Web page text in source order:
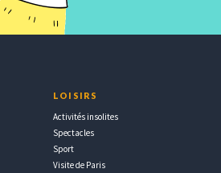
LOISIRS
Activités insolites
Spectacles
Sport
Visite de Paris